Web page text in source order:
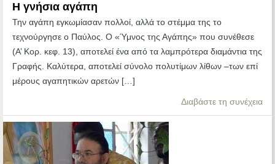
Η γνήσια αγάπη
Την αγάπη εγκωμίασαν πολλοί, αλλά το στέμμα της το
τεχνούργησε ο Παύλος. Ο «Ύμνος της Αγάπης» που συνέθεσε
(Α’ Κορ. κεφ. 13), αποτελεί ένα από τα λαμπρότερα διαμάντια της
Γραφής. Καλύτερα, αποτελεί σύνολο πολυτίμων λίθων –των επί
μέρους αγαπητικών αρετών […]
Διαβάστε τη συνέχεια